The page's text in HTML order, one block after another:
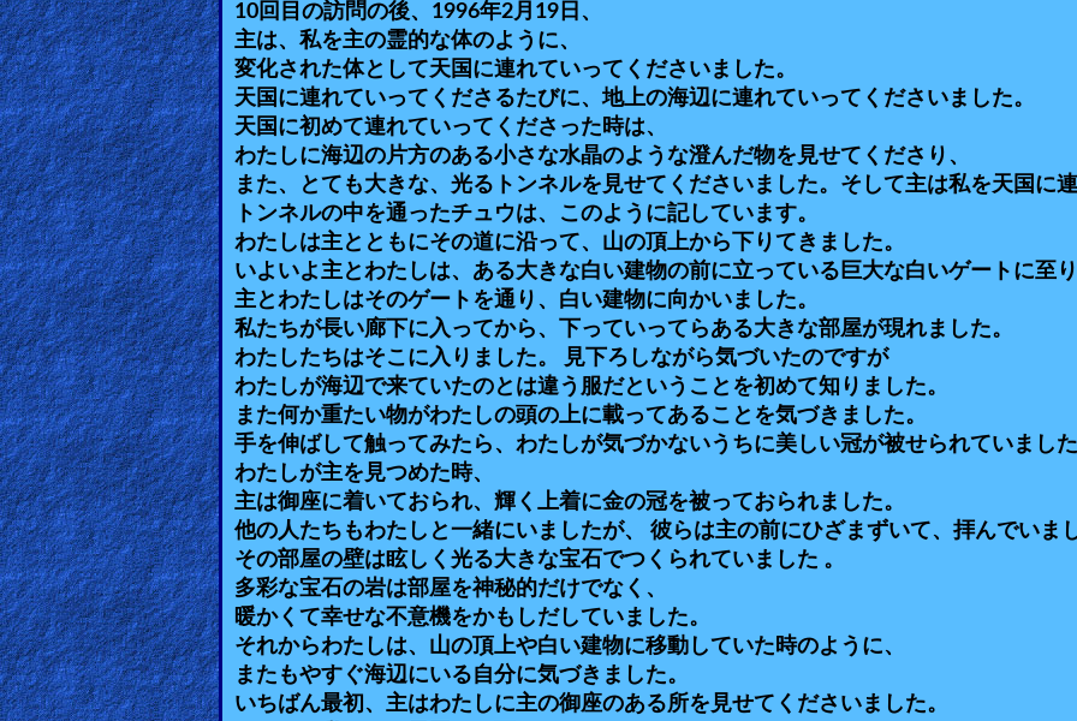
Jesus
Warfare
Revelations
Testimonies
Evangelism
Documentaries
Islam
Other
10回目の訪問の後、1996年2月19日、
主は、私を主の霊的な体のように、
変化された体として天国に連れていってくださいました。
天国に連れていってくださるたびに、地上の海辺に連れていってくださいました。
天国に初めて連れていってくださった時は、
わたしに海辺の片方のある小さな水晶のような澄んだ物を見せてくださり、
また、とても大きな、光るトンネルを見せてくださいました。そして主は私を天国に
トンネルの中を通ったチュウは、このように記しています。
わたしは主とともにその道に沿って、山の頂上から下りてきました。
いよいよ主とわたしは、ある大きな白い建物の前に立っている巨大な白いゲートに至
主とわたしはそのゲートを通り、白い建物に向かいました。
私たちが長い廊下に入ってから、下っていってらある大きな部屋が現れました。
わたしたちはそこに入りました。 見下ろしながら気づいたのですが
わたしが海辺で来ていたのとは違う服だということを初めて知りました。
また何か重たい物がわたしの頭の上に載ってあることを気づきました。
手を伸ばして触ってみたら、わたしが気づかないうちに美しい冠が被せられていまし
わたしが主を見つめた時、
主は御座に着いておられ、輝く上着に金の冠を被っておられました。
他の人たちもわたしと一緒にいましたが、 彼らは主の前にひざまずいて、拝んでいま
その部屋の壁は眩しく光る大きな宝石でつくられていました 。
多彩な宝石の岩は部屋を神秘的だけでなく、
暖かくて幸せな不意機をかもしだしていました。
それからわたしは、山の頂上や白い建物に移動していた時のように、
またもやすぐ海辺にいる自分に気づきました。
いちばん最初、主はわたしに主の御座のある所を見せてくださいました。